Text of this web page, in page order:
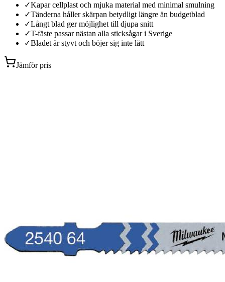
✓Kapar cellplast och mjuka material med minimal smulning
✓Tänderna håller skärpan betydligt längre än budgetblad
✓Långt blad ger möjlighet till djupa snitt
✓T-fäste passar nästan alla sticksågar i Sverige
✓Bladet är styvt och böjer sig inte lätt
Jämför pris